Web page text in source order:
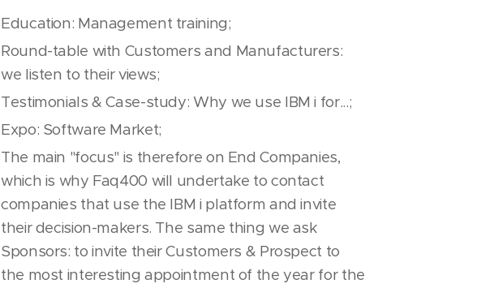
Education: Management training;
Round-table with Customers and Manufacturers:
we listen to their views;
Testimonials & Case-study: Why we use IBM i for...;
Expo: Software Market;
The main "focus" is therefore on End Companies,
which is why Faq400 will undertake to contact
companies that use the IBM i platform and invite
their decision-makers. The same thing we ask
Sponsors: to invite their Customers & Prospect to
the most interesting appointment of the year for the